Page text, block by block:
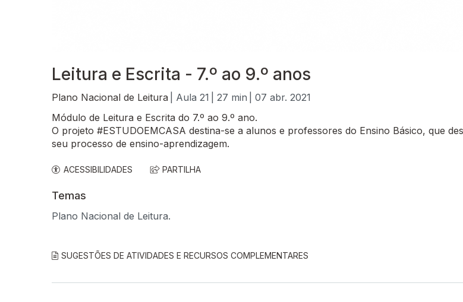
Leitura e Escrita - 7.º ao 9.º anos
Plano Nacional de Leitura | Aula 21 | 27 min | 07 abr. 2021
Módulo de Leitura e Escrita do 7.º ao 9.º ano.
O projeto #ESTUDOEMCASA destina-se a alunos e professores do Ensino Básico, que
seu processo de ensino-aprendizagem.
ACESSIBILIDADES PARTILHA
Temas
Plano Nacional de Leitura.
SUGESTÕES DE ATIVIDADES E RECURSOS COMPLEMENTARES